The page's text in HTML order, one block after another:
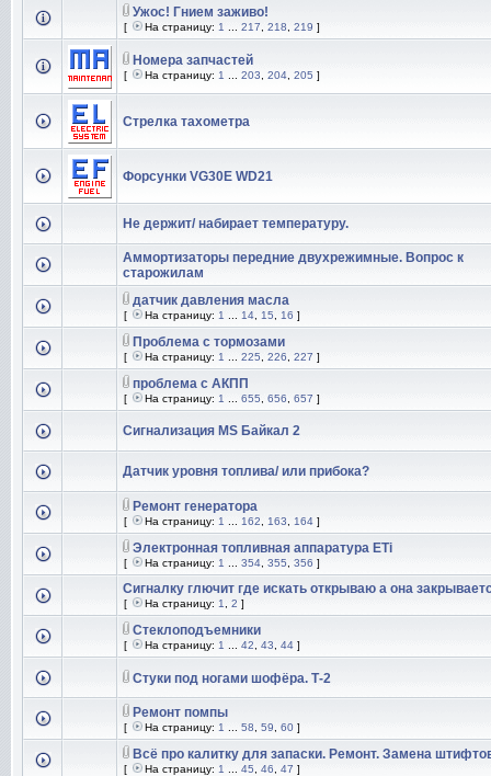
Ужос! Гнием заживо!
[ На страницу: 1 217 218 219 ]
Номера запчастей
[ На страницу: 1 203 204 205 ]
Стрелка тахометра
Форсунки VG30E WD21
Не держит/ набирает температуру.
Аммортизаторы передние двухрежимные. Вопрос к
старожилам
датчик давления масла
[ На страницу: 1 14 15 16 ]
Проблема с тормозами
[ На страницу: 1 225 226 227 ]
проблема с АКПП
[ На страницу: 1 655 656 657 ]
Сигнализация MS Байкал 2
Датчик уровня топлива/ или прибока?
Ремонт генератора
[ На страницу: 1 162 163 164 ]
Электронная топливная аппаратура ETi
[ На страницу: 1 354 355 356 ]
Сигналку глючит где искать открываю а она
[ На страницу: 1 2 ]
Стеклоподъемники
[ На страницу: 1 42 43 44 ]
Стуки под ногами шофёра. Т-2
Ремонт помпы
[ На страницу: 1 58 59 60 ]
Всё про калитку для запаски. Ремонт. Замена
[ На страницу: 1 45 46 47 ]